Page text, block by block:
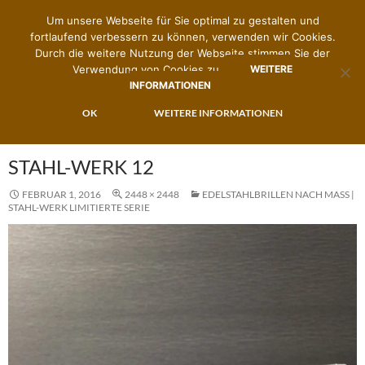
STAHL-WERK 12
FEBRUAR 1, 2016 2448 × 2448
EDELSTAHLBRILLEN NACH MASS | S
TAHL-WERK LIMITIERTE SERIE
Um unsere Webseite für Sie optimal zu gestalten und
fortlaufend verbessern zu können, verwenden wir Cookies.
Durch die weitere Nutzung der Webseite stimmen Sie der
Verwendung von Cookies zu.
WEITERE
INFORMATIONEN
OK WEITERE INFORMATIONEN